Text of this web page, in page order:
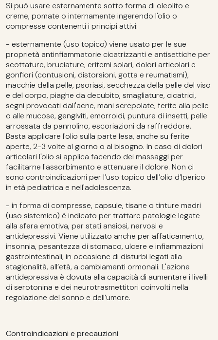
Si può usare esternamente sotto forma di oleolito e
creme, pomate o internamente ingerendo l'olio o
compresse contenenti i principi attivi:
- esternamente (uso topico) viene usato per le sue
proprietà antinfiammatorie cicatrizzanti e antisettiche per
scottature, bruciature, eritemi solari, dolori articolari e
gonfiori (contusioni, distorsioni, gotta e reumatismi),
macchie della pelle, psoriasi, secchezza della pelle del viso
e del corpo, piaghe da decubito, smagliature, cicatrici,
segni provocati dall'acne, mani screpolate, ferite alla pelle
o alle mucose, gengiviti, emorroidi, punture di insetti, pelle
arrossata da pannolino, escoriazioni da raffreddore.
Basta applicare l'olio sulla parte lesa, anche su ferite
aperte, 2-3 volte al giorno o al bisogno. In caso di dolori
articolari l'olio si applica facendo dei massaggi per
facilitarne l'assorbimento e attenuare il dolore. Non ci
sono controindicazioni per l’uso topico dell’olio d’Iperico
in età pediatrica e nell'adolescenza.
- in forma di compresse, capsule, tisane o tinture madri
(uso sistemico) è indicato per trattare patologie legate
alla sfera emotiva, per stati ansiosi, nervosi e
antidepressivi. Viene utilizzato anche per affaticamento,
insonnia, pesantezza di stomaco, ulcere e infiammazioni
gastrointestinali, in occasione di disturbi legati alla
stagionalità, all’età, a cambiamenti ormonali. L'azione
antidepressiva è dovuta alla capacità di aumentare i livelli
di serotonina e dei neurotrasmettitori coinvolti nella
regolazione del sonno e dell’umore.
Controindicazioni e precauzioni